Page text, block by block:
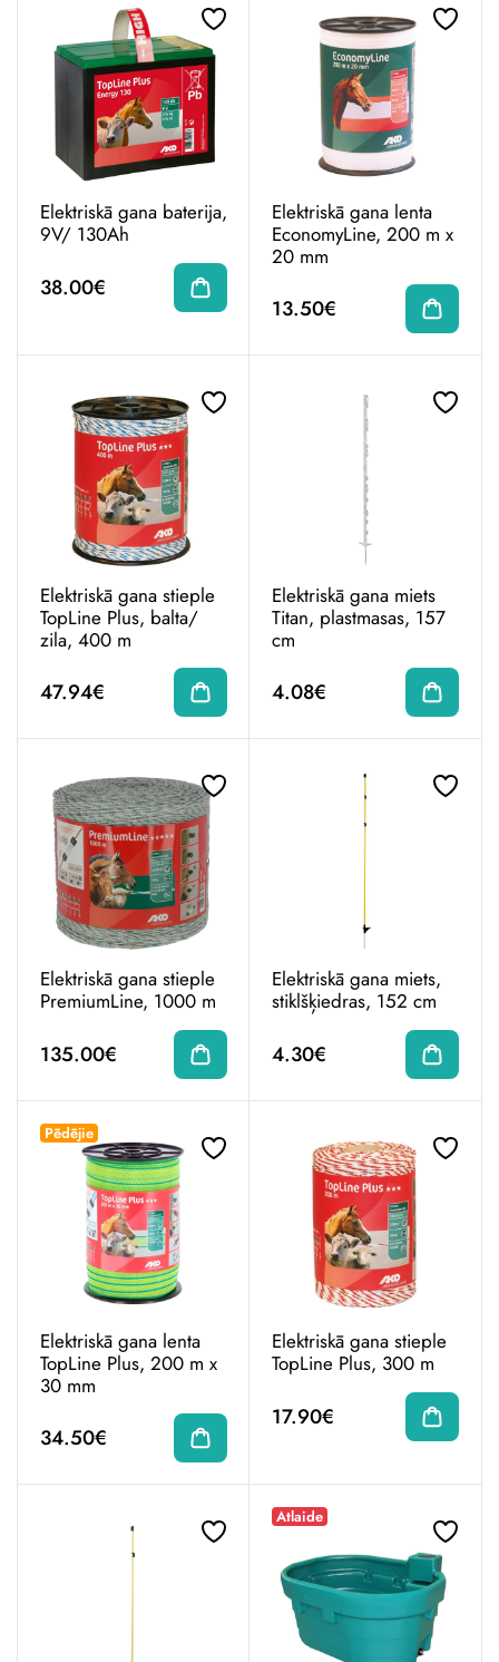
Elektriskā gana baterija,
9V/ 130Ah
38.00€
Elektriskā gana lenta
EconomyLine, 200 m x
20 mm
13.50€
Elektriskā gana stieple
TopLine Plus, balta/
zila, 400 m
47.94€
Elektriskā gana miets
Titan, plastmasas, 157
cm
4.08€
Elektriskā gana stieple
PremiumLine, 1000 m
135.00€
Elektriskā gana miets,
stiklšķiedras, 152 cm
4.30€
Pēdējie
Elektriskā gana lenta
TopLine Plus, 200 m x
30 mm
34.50€
Elektriskā gana stieple
TopLine Plus, 300 m
17.90€
Atlaide